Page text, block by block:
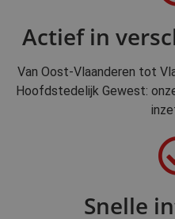
Actief in
Van Oost-Vlaanderen tot
Hoofdstedelijk Gewest:
Snelle